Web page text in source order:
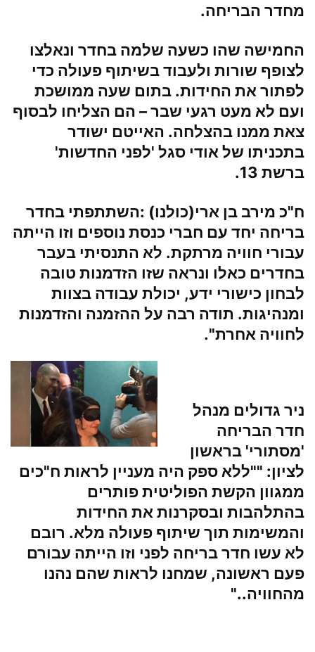
מחדר הבריחה.
החמישה שהו כשעה שלמה בחדר ונאלצו
לצופף שורות ולעבוד בשיתוף פעולה כדי
לפתור את החידות. בתום שעה ממושכת
ועם לא מעט רגעי שבר – הם הצליחו לבסוף
צאת ממנו בהצלחה. האייטם ישודר
בתכניתו של אודי סגל 'לפני החדשות'
ברשת 13.
ח"כ מירב בן ארי(כולנו) :השתתפתי בחדר
בריחה יחד עם חברי כנסת נוספים וזו הייתה
עבורי חוויה מרתקת. לא התנסיתי בעבר
בחדרים כאלו ונראה שזו הזדמנות טובה
לבחון כישורי ידע, יכולת עבודה בצוות
ומנהיגות. תודה רבה על ההזמנה והזדמנות
לחוויה אחרת".
ניר גדולים מנהל
חדר הבריחה
'מסתורי' בראשון
לציון: ""ללא ספק היה מעניין לראות ח"כים
ממגוון הקשת הפוליטית פותרים
בהתלהבות ובסקרנות את החידות
והמשימות תוך שיתוף פעולה מלא. רובם
לא עשו חדר בריחה לפני וזו הייתה עבורם
פעם ראשונה, שמחנו לראות שהם נהנו
מהחוויה.."